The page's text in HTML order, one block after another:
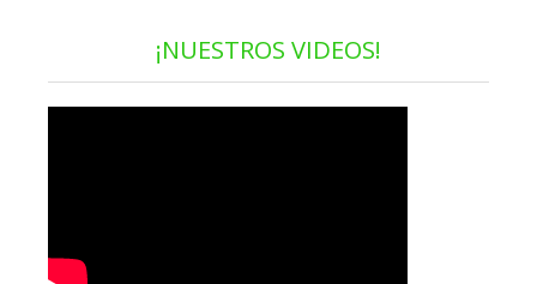
¡NUESTROS VIDEOS!